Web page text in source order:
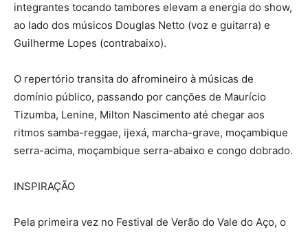
integrantes tocando tambores elevam a energia do show,
ao lado dos músicos Douglas Netto (voz e guitarra) e
Guilherme Lopes (contrabaixo).
O repertório transita do afromineiro à músicas de
domínio público, passando por canções de Maurício
Tizumba, Lenine, Milton Nascimento até chegar aos
ritmos samba-reggae, ijexá, marcha-grave, moçambique
serra-acima, moçambique serra-abaixo e congo dobrado.
INSPIRAÇÃO
Pela primeira vez no Festival de Verão do Vale do Aço, o